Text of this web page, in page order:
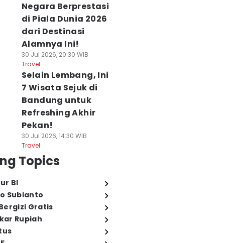
Negara Berprestasi
di Piala Dunia 2026
dari Destinasi
Alamnya Ini!
30 Jul 2026, 20:30 WIB
Travel
Selain Lembang, Ini
7 Wisata Sejuk di
Bandung untuk
Refreshing Akhir
Pekan!
30 Jul 2026, 14:30 WIB
Travel
Topics
BI
Subianto
Gratis
Rupiah